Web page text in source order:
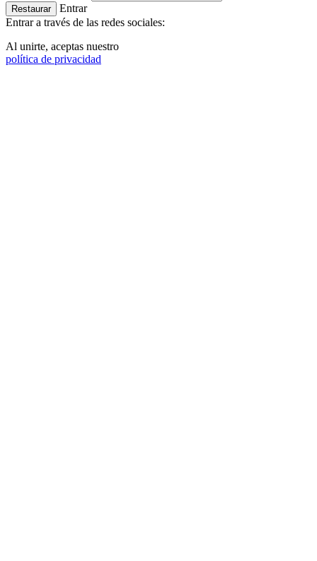
Restaurar
Entrar
Entrar a través de las redes sociales:
Al unirte, aceptas nuestro
política de privacidad